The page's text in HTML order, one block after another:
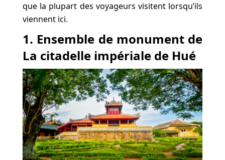
que la plupart des voyageurs visitent lorsqu’ils
viennent ici.
1. Ensemble de monument de
La citadelle impériale de Hué